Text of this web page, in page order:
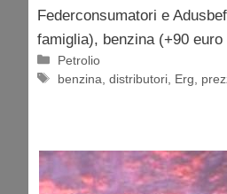
Federconsumatori e
famiglia), benzina (+90
Categorie
Petrolio
Tag
benzina ,distributori Erg